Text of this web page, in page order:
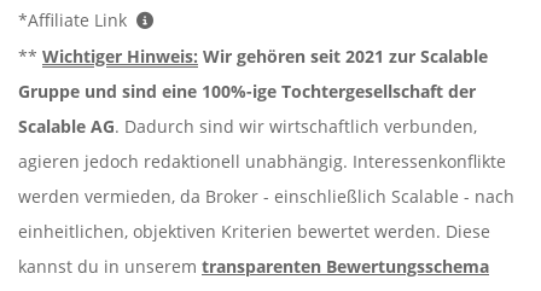
*Affiliate Link
** Wichtiger Hinweis: Wir gehören seit 2021 zur Scalable
Gruppe und sind eine 100%-ige Tochtergesellschaft der
Scalable AG. Dadurch sind wir wirtschaftlich verbunden,
agieren jedoch redaktionell unabhängig. Interessenkonflikte
werden vermieden, da Broker - einschließlich Scalable - nach
einheitlichen, objektiven Kriterien bewertet werden. Diese
kannst du in unserem transparenten Bewertungsschema